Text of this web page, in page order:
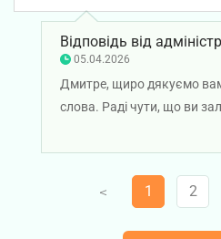
Відповідь від
05.04.2026
Дмитре, щиро дякуємо вам
слова. Раді чути, що ви
обслуговуванням і що
змогла врахувати ваші
міцного здоров'я!
V 1 2